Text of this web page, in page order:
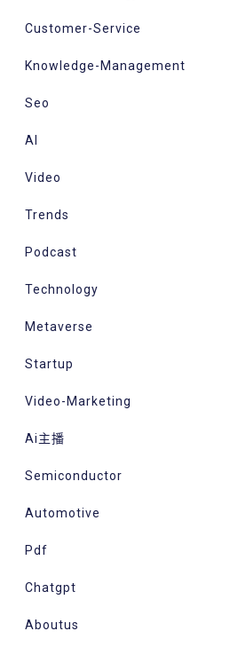
Customer-Service
Knowledge-Management
Seo
AI
Video
Trends
Podcast
Technology
Metaverse
Startup
Video-Marketing
Ai主播
Semiconductor
Automotive
Pdf
Chatgpt
Aboutus